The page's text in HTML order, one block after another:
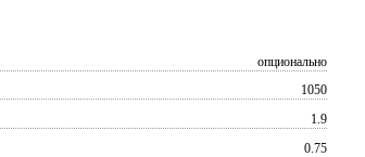
опционально
1050
1.9
0.75